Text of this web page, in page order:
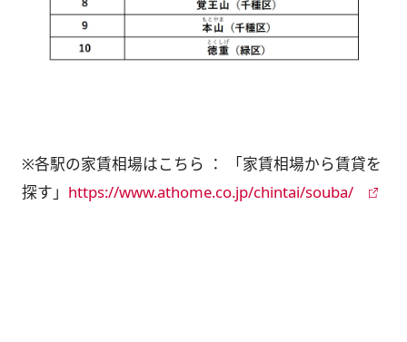
※各駅の家賃相場はこちら ： 「家賃相場から賃貸を
探す」 https://www.athome.co.jp/chintai/souba/